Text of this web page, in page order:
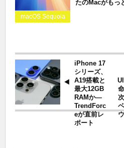
macOS Sequoia
たのMacがもっ
iPhone 17
シリーズ、
A19搭載と
最大12GB
RAMか—
TrendForc
eが直前レ
ポート